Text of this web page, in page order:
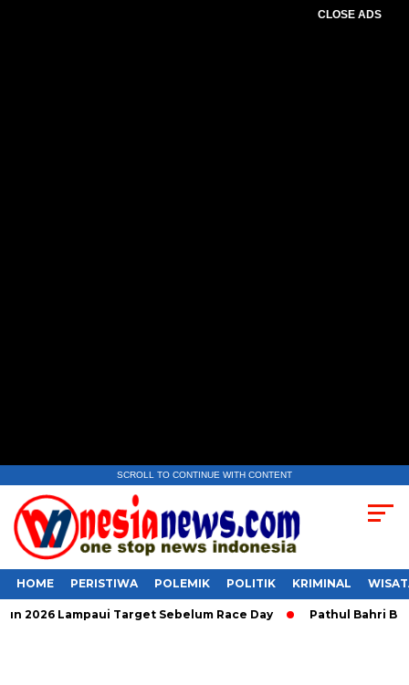
CLOSE ADS
SCROLL TO CONTINUE WITH CONTENT
HOME PERISTIWA POLEMIK POLITIK KRIMINAL
Lampaui Target Sebelum Race Day Pathul Bahri